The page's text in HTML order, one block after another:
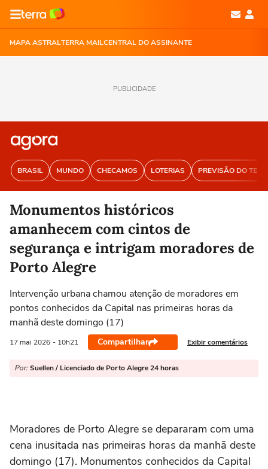
MAPA ASTRALTERRA MAILCENTRAL DO ASSINANTE
PUBLICIDADE
BRASIL MUNDO CHECAMOS LOTERIAS PREVISÃO DO
Monumentos históricos
amanhecem com cintos de
segurança e intrigam moradores de
Porto Alegre
Intervenção urbana chamou atenção de moradores em
pontos conhecidos da Capital nas primeiras horas da
manhã deste domingo (17)
17 mai 2026 - 10h21 Compartilhar Exibir comentários
Por: Suellen / Licenciado de Porto Alegre 24 horas
Moradores de Porto Alegre se depararam com uma
cena inusitada nas primeiras horas da manhã deste
domingo (17). Monumentos conhecidos da Capital